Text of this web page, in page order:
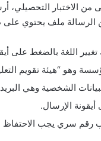
من الاختبار
الرسالة ملف يحتوي
اللغة بالضغط على
وهو “هيئة تقويم
الشخصية وهي
الإرسال.
سري يجب الاحتفاظ به